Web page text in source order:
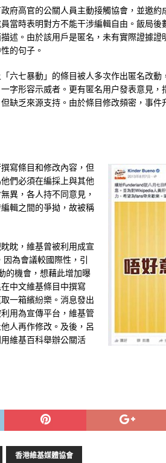
府高官的公關人員主動接觸協會，並邀約
當時表明對方不能干涉編輯自由。飯局後
述。由於該用戶是匿名，未有實際證據證
的句子。
六七暴動」的條目被人多次作出匿名改動
字形容示威者。更有匿名用户發表意見，
缺乏來源支持。由於條目修改頻密，事件
寫條目和修改內容，但
們必須在編採上與其他
異，各人持不同意見，
輯之間的爭拗，故被稱
眈，維基曾被利用成宣
為會議較國際性，引
的機會，想藉此增加曝
中文維基條目中撰寫
一箱繽紛樂。消息發出
用為宣傳平台，維基管
人再作修改。及後，呂
維基百科舉辦公關活
香港維基媒體協會